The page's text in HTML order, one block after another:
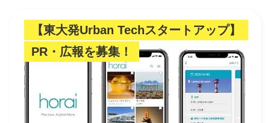
【東大発Urban Techスタートアップ】
PR・広報を募集！